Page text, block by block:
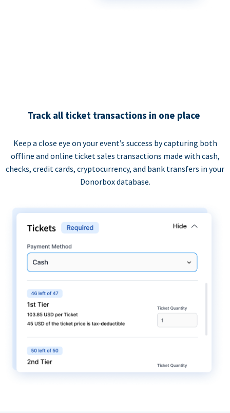
Track all ticket transactions in one place
Keep a close eye on your event’s success by capturing both
offline and online ticket sales transactions made with cash,
checks, credit cards, cryptocurrency, and bank transfers in your
Donorbox database.